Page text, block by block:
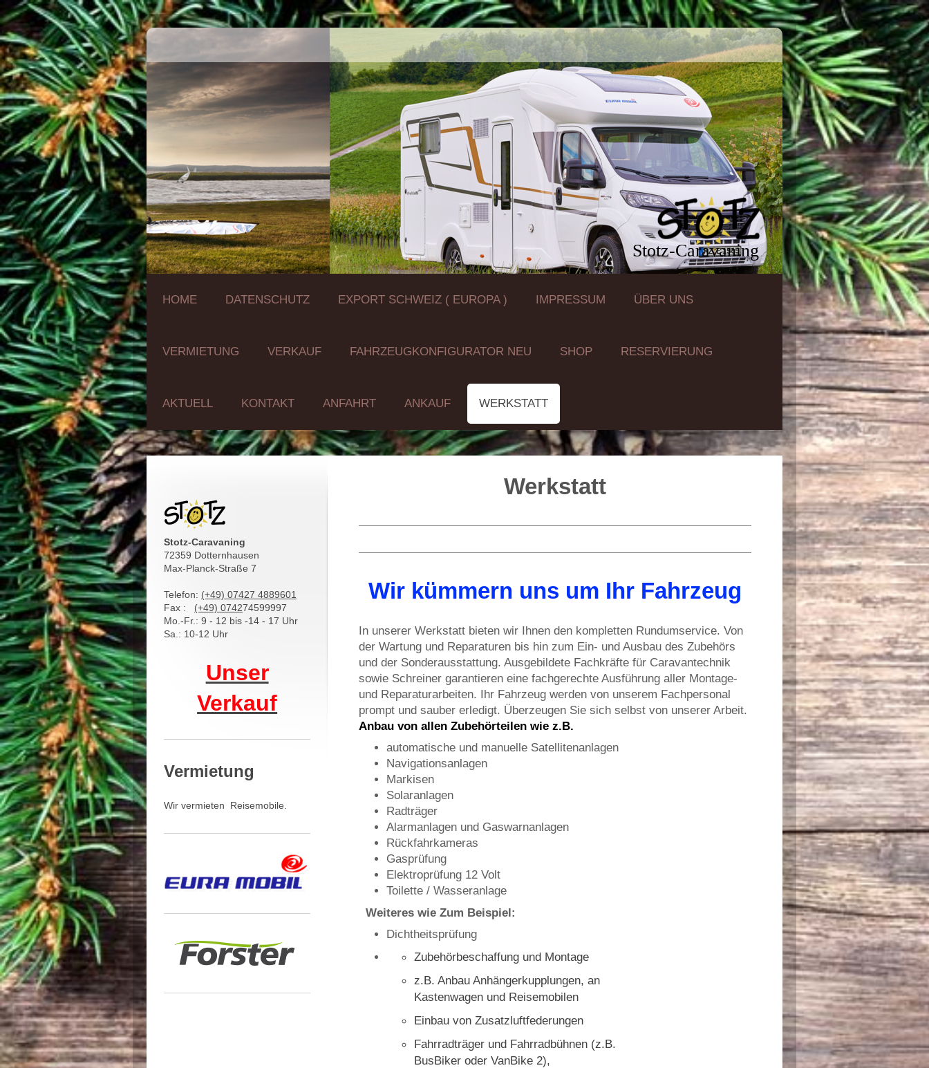
Stotz-Caravaning
HOME DATENSCHUTZ EXPORT SCHWEIZ ( EUROPA ) IMPRESSUM ÜBER UNS
VERMIETUNG VERKAUF FAHRZEUGKONFIGURATOR NEU SHOP RESERVIERUNG
AKTUELL KONTAKT ANFAHRT ANKAUF WERKSTATT
Werkstatt
Wir kümmern uns um Ihr Fahrzeug
In unserer Werkstatt bieten wir Ihnen den kompletten Rundumservice. Von
der Wartung und Reparaturen bis hin zum Ein- und Ausbau des Zubehörs
und der Sonderausstattung. Ausgebildete Fachkräfte für Caravantechnik
sowie Schreiner garantieren eine fachgerechte Ausführung aller Montage-
und Reparaturarbeiten. Ihr Fahrzeug werden von unserem Fachpersonal
prompt und sauber erledigt. Überzeugen Sie sich selbst von unserer Arbeit.
Anbau von allen Zubehörteilen wie z.B.
automatische und manuelle Satellitenanlagen
Navigationsanlagen
Markisen
Solaranlagen
Radträger
Alarmanlagen und Gaswarnanlagen
Rückfahrkameras
Gasprüfung
Elektroprüfung 12 Volt
Toilette / Wasseranlage
Weiteres wie Zum Beispiel:
Dichtheitsprüfung
Zubehörbeschaffung und Montage
z.B. Anbau Anhängerkupplungen, an
Kastenwagen und Reisemobilen
Einbau von Zusatzluftfederungen
Fahrradträger und Fahrradbühnen (z.B.
BusBiker oder VanBike 2),
Stotz-Caravaning
72359 Dotternhausen
Max-Planck-Straße 7
Telefon: (+49) 07427 4889601
Fax : (+49) 074274599997
Mo.-Fr.: 9 - 12 bis -14 - 17 Uhr
Sa.: 10-12 Uhr
Unser
Verkauf
Vermietung
Wir vermieten Reisemobile.